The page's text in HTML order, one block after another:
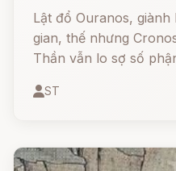
Lật đổ Ouranos,
gian, thế nhưng
Thần vẫn lo sợ số
đó, những đứa con
ST